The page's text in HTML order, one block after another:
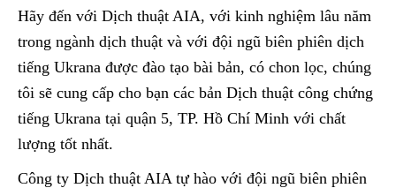
Hãy đến với Dịch thuật AIA, với kinh nghiệm lâu năm
trong ngành dịch thuật và với đội ngũ biên phiên dịch
tiếng Ukrana được đào tạo bài bản, có chon lọc, chúng
tôi sẽ cung cấp cho bạn các bản Dịch thuật công chứng
tiếng Ukrana tại quận 5, TP. Hồ Chí Minh với chất
lượng tốt nhất.
Công ty Dịch thuật AIA tự hào với đội ngũ biên phiên